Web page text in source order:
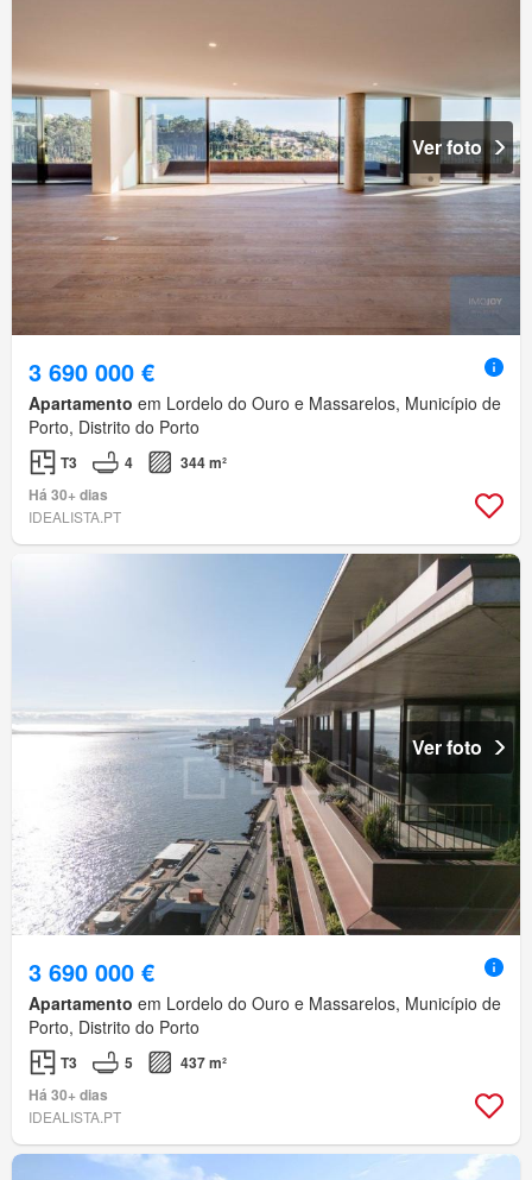
Ver foto
3 690 000 €
Apartamento em Lordelo do Ouro e Massarelos, Município de
Porto, Distrito do Porto
T3 4
344 m²
Há 30+ dias
IDEALISTA.PT
Ver foto
3 690 000 €
Apartamento em Lordelo do Ouro e Massarelos, Município de
Porto, Distrito do Porto
T3 5
437 m²
Há 30+ dias
IDEALISTA.PT